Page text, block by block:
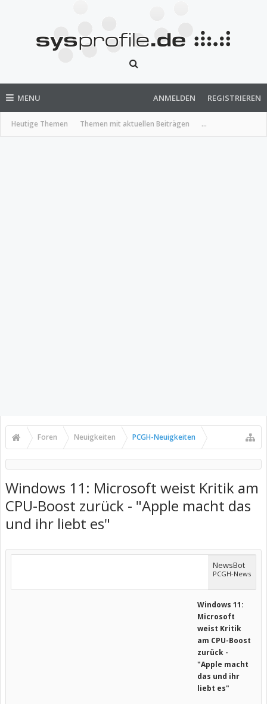
MENU
Heutige Themen Themen mit aktuellen Beiträgen ...
ANMELDEN REGISTRIEREN
Foren Neuigkeiten PCGH-Neuigkeiten
Windows 11: Microsoft weist Kritik am
CPU-Boost zurück - "Apple macht das
und ihr liebt es"
NewsBot
PCGH-News
Windows 11:
Microsoft
weist Kritik
am CPU-Boost
zurück -
"Apple macht
das und ihr
liebt es"